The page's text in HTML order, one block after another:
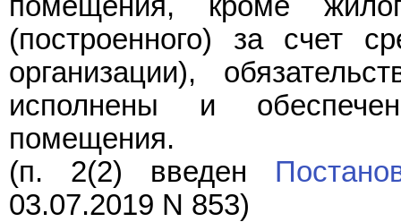
(построенного) за счет
организации),
исполнены и
помещения.
(п. 2(2) введен
03.07.2019 N 853)